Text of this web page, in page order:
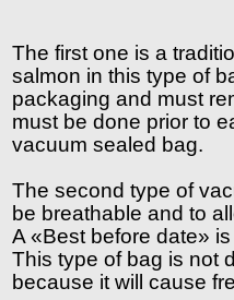
The first one is a
salmon in this type of
packaging and must
must be done prior to
vacuum sealed bag.
The second type of
be breathable and to
A «Best before date»
This type of bag is not
because it will cause